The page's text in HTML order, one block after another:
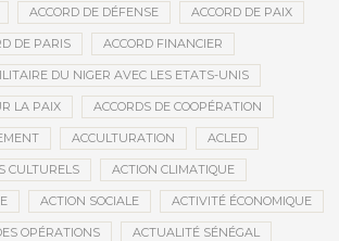
ACCORD DE DÉFENSE ACCORD DE PAIX
DE PARIS ACCORD FINANCIER
DU NIGER AVEC LES ETATS-UNIS
LA PAIX ACCORDS DE COOPÉRATION
ACCULTURATION ACLED
CULTURELS ACTION CLIMATIQUE
ACTION SOCIALE ACTIVITÉ ÉCONOMIQUE
OPÉRATIONS ACTUALITÉ SÉNÉGAL